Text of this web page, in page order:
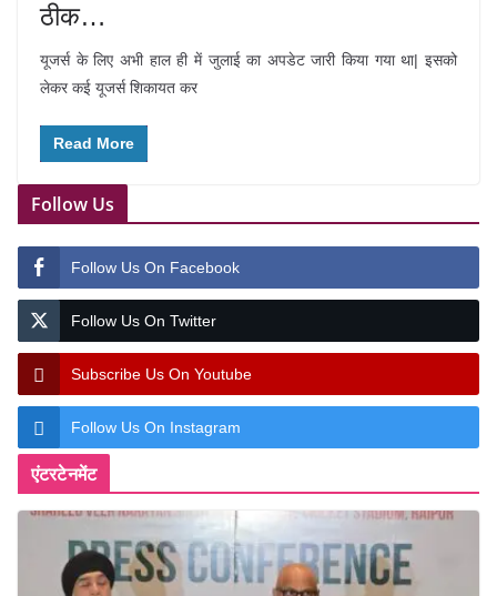
ठीक…
यूजर्स के लिए अभी हाल ही में जुलाई का अपडेट जारी किया गया था| इसको
लेकर कई यूजर्स शिकायत कर
Read More
Follow Us
Follow Us On Facebook
Follow Us On Twitter
Subscribe Us On Youtube
Follow Us On Instagram
एंटरटेनमेंट